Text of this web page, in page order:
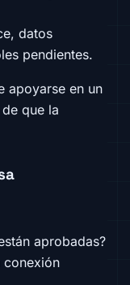
datos
pendientes.
apoyarse en un
que la
aprobadas?
conexión